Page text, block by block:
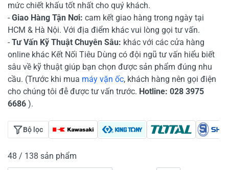
mức chiết khấu tốt nhất cho quý khách.
- Giao Hàng Tận Nơi: cam kết giao hàng trong ngày tại
HCM & Hà Nội. Với địa điểm khác vui lòng gọi tư vấn.
- Tư Vấn Kỹ Thuật Chuyên Sâu: khác với các cửa hàng
online khác Kết Nối Tiêu Dùng có đội ngũ tư vấn hiểu biết
sâu về kỹ thuật giúp bạn chọn được sản phẩm đúng nhu
cầu. (Trước khi mua máy vặn ốc, khách hàng nên gọi điện
cho chúng tôi đễ được tư vấn trước. Hotline: 028 3975
6686 ).
Bộ lọc
48 / 138 sản phẩm